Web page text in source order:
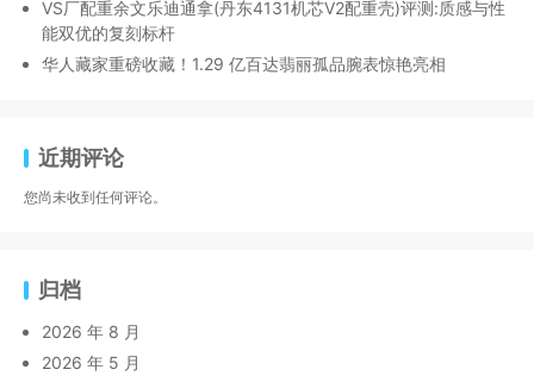
VS厂配重余文乐迪通拿(丹东4131机芯V2配重壳)评测:质感与性
能双优的复刻标杆
华人藏家重磅收藏！1.29 亿百达翡丽孤品腕表惊艳亮相
近期评论
您尚未收到任何评论。
归档
2026 年 8 月
2026 年 5 月